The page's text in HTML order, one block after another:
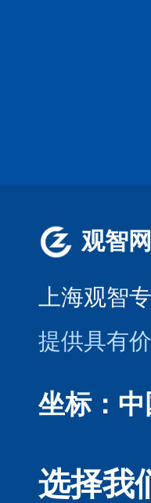
观智
上海观智
提供具有
坐标：
选择我